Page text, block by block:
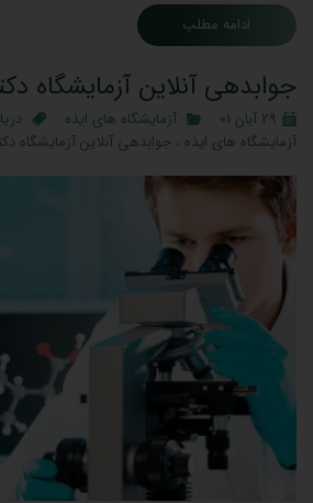
ادامه مطلب
جوابدهی آنلاین آزمایشگاه
۲۹ آبان ۰۱ آزمایشگاه های ایذه
آزمایشگاه های ایذه ، جوابدهی آنلاین آزمایشگاه